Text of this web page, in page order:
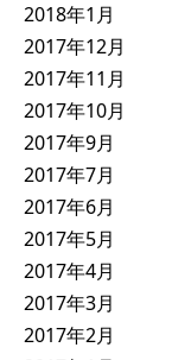
2018年1月
2017年12月
2017年11月
2017年10月
2017年9月
2017年7月
2017年6月
2017年5月
2017年4月
2017年3月
2017年2月